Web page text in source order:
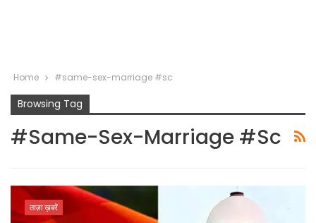
Home #same-sex-marriage #sc
Browsing Tag
#same-Sex-Marriage #sc
ताज़ा ख़बरें